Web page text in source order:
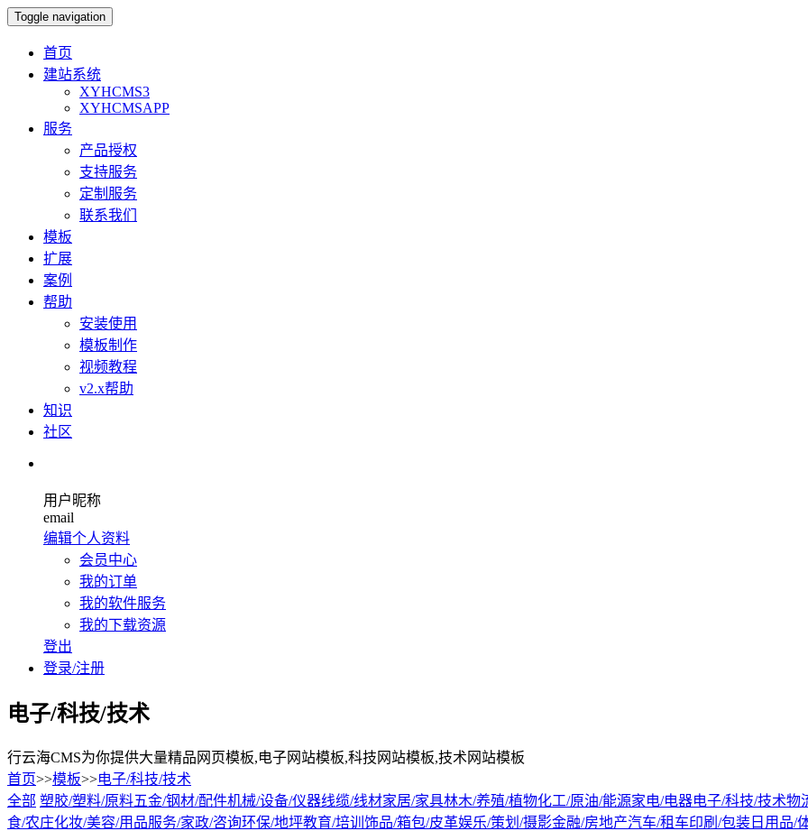
Toggle navigation
首页
建站系统
XYHCMS3
XYHCMSAPP
服务
产品授权
支持服务
定制服务
联系我们
模板
扩展
案例
帮助
安装使用
模板制作
视频教程
v2.x帮助
知识
社区
用户昵称
email
编辑个人资料
会员中心
我的订单
我的软件服务
我的下载资源
登出
登录/注册
电子/科技/技术
行云海CMS为你提供大量精品网页模板,电子网站模板,科技网站模板,技术网站模板
首页>>模板>>电子/科技/技术
全部 塑胶/塑料/原料五金/钢材/配件机械/设备/仪器线缆/线材家居/家具林木/养殖/植物化工/原油/能源家电/电器电子/科技/技术物
食/农庄化妆/美容/用品服务/家政/咨询环保/地坪教育/培训 饰品/箱包/皮革娱乐/策划/摄影金融/房地产汽车/租车印刷/包装 日用品/